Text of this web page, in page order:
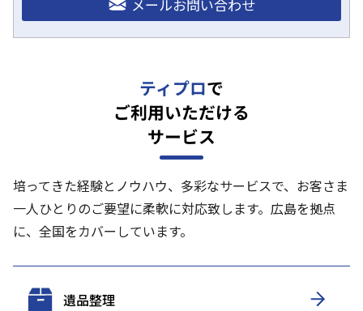
メールお問い合わせ
ティプロで
ご利用いただける
サービス
培ってきた経験とノウハウ、多彩なサービスで、お客さま
一人ひとりのご要望に柔軟に対応致します。 広島を拠点
に、全国をカバーしています。
遺品整理